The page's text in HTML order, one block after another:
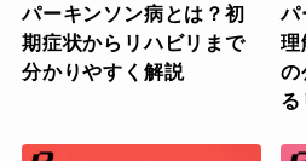
パーキンソン病とは？初
期症状からリハビリまで
分かりやすく解説
パ
理
の
る